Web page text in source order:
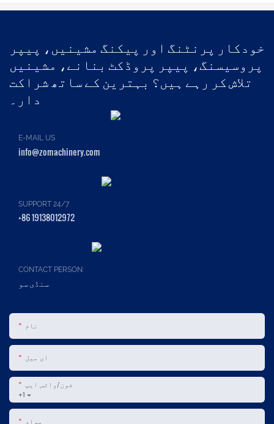
خودکار پرنٹنگ اور پیکنگ مشینیں، پیپر
پروسیسنگ، پیپر پروڈکٹ بنانے، مشینیں
تلاش کر رہے ہیں؟ بہترین کے ساتھ شراکت
دار۔
E-MAIL US
info@zomachinery.com
SUPPORT 24/7
+86 19138012972
CONTACT PERSON:
سنڈی سو
نام
ای میل
+1
فون/واٹس ایپ
مواد